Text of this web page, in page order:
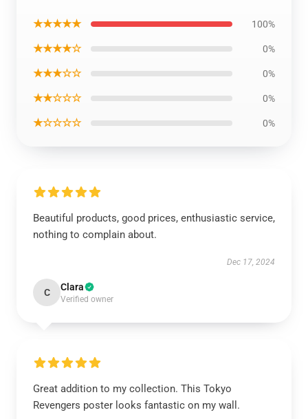
★★★★★ 100%
★★★★☆ 0%
★★★☆☆ 0%
★★☆☆☆ 0%
★☆☆☆☆ 0%
Beautiful products, good prices, enthusiastic service,
nothing to complain about.
Dec 17, 2024
C Clara
Verified owner
Great addition to my collection. This Tokyo
Revengers poster looks fantastic on my wall.